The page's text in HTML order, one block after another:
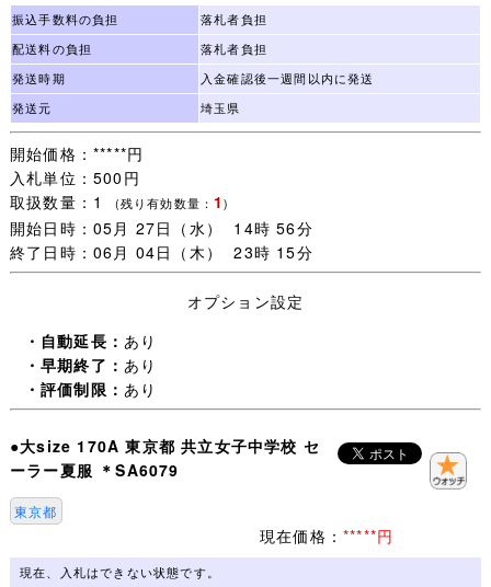
一部の方のために誠に申し訳ございません。
・オークション終了後(休業日を除く)24時間以内のご連絡
(取引開始)、送料連絡後金融機関の3営業日以内のご入金、
をご承諾いただける方のみご検討下さいますようお願いし
ます。
・一週間以内にご落札いただいた品については同梱包いた
します。
ご注意：一緒に発送する品を、すべてご落札いただいてか
らお取引を開始してください。
取引ナビで一覧に表示されない品は同梱包できません。落
札手続き【 取引開始 】をすると、その後のご落札は別梱
・未連絡のままだと【 落札者都合によるキャンセル 】に
なりますので、
ナビより(同梱包予定がある旨)連絡ください。
・発送日は 月・木曜日(入金確認当日午前中〆切)の週２回
とさせていただきます。
・買取に出ることも多いので、(月)(木)と重なった場合は
発送が一日遅くなることがあります。
振込手数料の負担 落札者負担
配送料の負担 落札者負担
発送時期 入金確認後一週間以内に発送
発送元 埼玉県
開始価格：*****円
入札単位：500円
取扱数量：1
(残り有効数量： 1)
開始日時：05月 27日（水） 14時 56分
終了日時：06月 04日（木） 23時 15分
オプション設定
・自動延長： あり
・早期終了： あり
・評価制限： あり
●大size 170A 東京都 共立女子中学校 セ
ーラー夏服 ＊SA6079
東京都
現在価格： *****円
現在、入札はできない状態です。